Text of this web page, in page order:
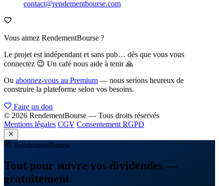
contact@rendementbourse.com
Vous aimez RendementBourse ?
Le projet est indépendant et sans pub… dès que vous vous
connectez 😉 Un café nous aide à tenir 🙏
Ou abonnez-vous au Premium — nous serions heureux de
construire la plateforme selon vos besoins.
Faire un don
© 2026 RendementBourse — Tous droits réservés
Mentions légales CGV Consentement RGPD
RendementBourse
Tout pour suivre vos dividendes —
gratuitement